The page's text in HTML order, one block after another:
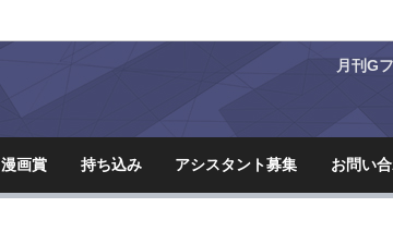
月刊G
漫画賞 持ち込み アシスタント募集 お問い合